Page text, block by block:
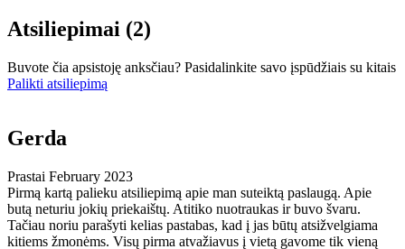
Atsiliepimai (2)
Buvote čia apsistoję anksčiau? Pasidalinkite savo įspūdžiais su kitais
Palikti atsiliepimą
Gerda
Prastai February 2023
Pirmą kartą palieku atsiliepimą apie man suteiktą paslaugą. Apie
butą neturiu jokių priekaištų. Atitiko nuotraukas ir buvo švaru.
Tačiau noriu parašyti kelias pastabas, kad į jas būtų atsižvelgiama
kitiems žmonėms. Visų pirma atvažiavus į vietą gavome tik vieną